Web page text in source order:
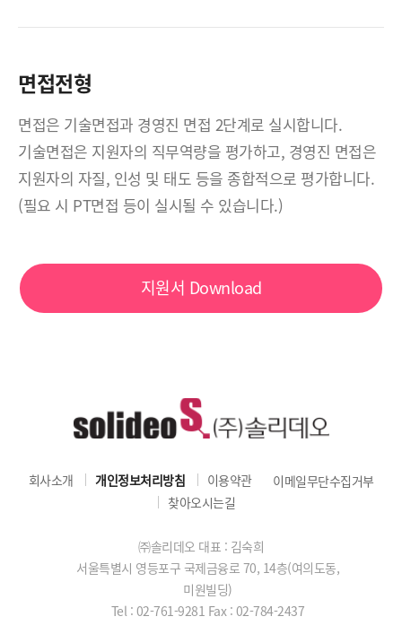
면접전형
면접은 기술면접과 경영진 면접 2단계로 실시합니다.
기술면접은 지원자의 직무역량을 평가하고, 경영진 면접은
지원자의 자질, 인성 및 태도 등을 종합적으로 평가합니다.
(필요 시 PT면접 등이 실시될 수 있습니다.)
지원서 Download
회사소개 개인정보처리방침 이용약관
이메일무단수집거부
찾아오시는길
㈜솔리데오 대표 : 김숙희
서울특별시 영등포구 국제금융로 70, 14층(여의도동,
미원빌딩)
Tel : 02-761-9281 Fax : 02-784-2437